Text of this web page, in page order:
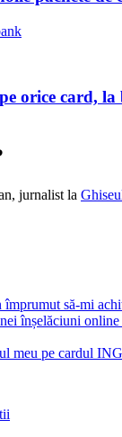
orice card, la
, jurnalist la
împrumut să-mi
înșelăciuni
meu pe cardul